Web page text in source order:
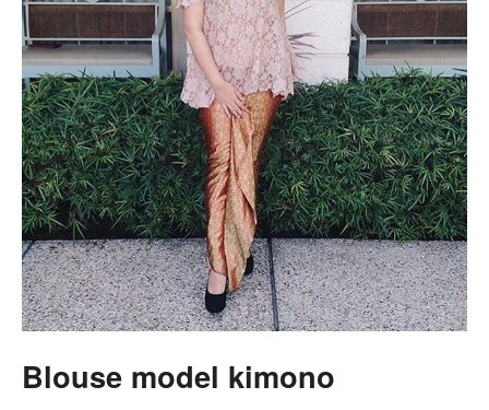
Blouse model kimono